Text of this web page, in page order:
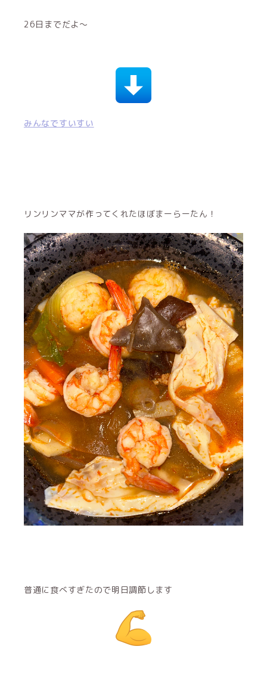
26日までだよ〜
みんなですいすい
リンリンママが作ってくれたほぼまーらーたん！
普通に食べすぎたので明日調節します